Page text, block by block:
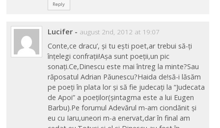
Reply
Lucifer - august 2nd, 2012 at 19:07
Conte,ce dracu’, și tu ești poet,ar trebui să-ți
înțelegi confrații!Așa sunt poeții,un pic
sonați.Ce,Dinescu este mai întreg la minte?Sau
răposatul Adrian Păunescu?Haida de!să-i lăsăm
pe poeți în plata lor și să fie judecați la “Judecata
de Apoi” a poeților(șintagma este a lui Eugen
Barbu).Pe forumul Adevărul m-am ciondănit și
eu cu Iaru,uneori m-a enervat,dar în final am